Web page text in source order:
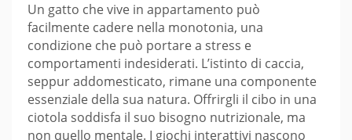
Un gatto che vive in appartamento può
facilmente cadere nella monotonia, una
condizione che può portare a stress e
comportamenti indesiderati. L’istinto di caccia,
seppur addomesticato, rimane una componente
essenziale della sua natura. Offrirgli il cibo in una
ciotola soddisfa il suo bisogno nutrizionale, ma
non quello mentale. I giochi interattivi nascono